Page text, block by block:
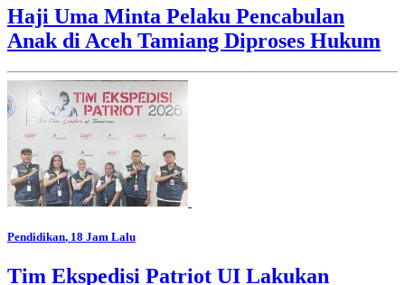
Haji Uma Minta Pelaku Pencabulan
Anak di Aceh Tamiang Diproses Hukum
Pendidikan, 18 Jam Lalu
Tim Ekspedisi Patriot UI Lakukan